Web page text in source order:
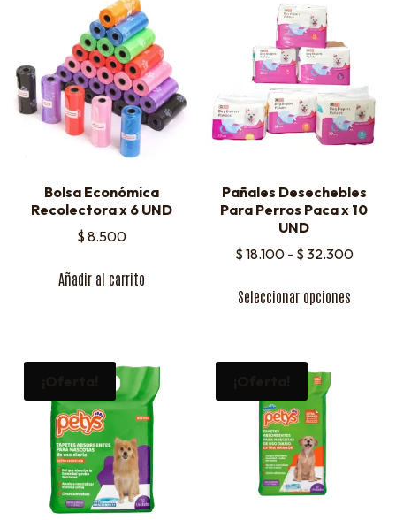
Bolsa Económica
Recolectora x 6 UND
$ 8.500
Añadir al carrito
Pañales Desechebles
Para Perros Paca x 10
UND
$ 18.100 - $ 32.300
Seleccionar opciones